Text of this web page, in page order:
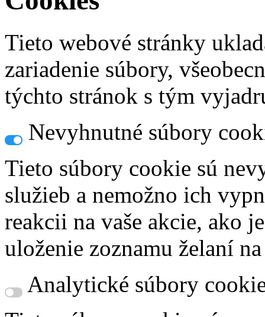
Tieto webové stránky
zariadenie súbory,
týchto stránok s tým
Nevyhnutné súbory
Tieto súbory cookie sú
služieb a nemožno ich
reakcii na vaše akcie, ako
uloženie zoznamu želaní
Analytické súbory